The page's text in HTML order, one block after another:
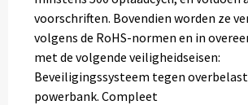
voorschriften. Bovendien worden ze
volgens de RoHS-normen en in
met de volgende veiligheidseisen:
Beveiligingssysteem tegen
powerbank. Compleet